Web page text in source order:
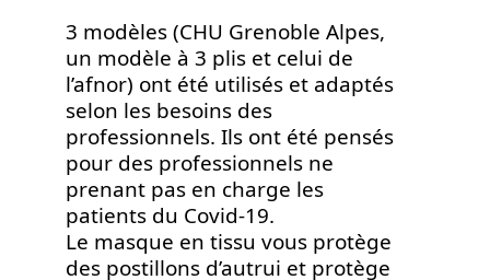
3 modèles (CHU Grenoble Alpes,
un modèle à 3 plis et celui de
l’afnor) ont été utilisés et adaptés
selon les besoins des
professionnels. Ils ont été pensés
pour des professionnels ne
prenant pas en charge les
patients du Covid-19.
Le masque en tissu vous protège
des postillons d’autrui et protège